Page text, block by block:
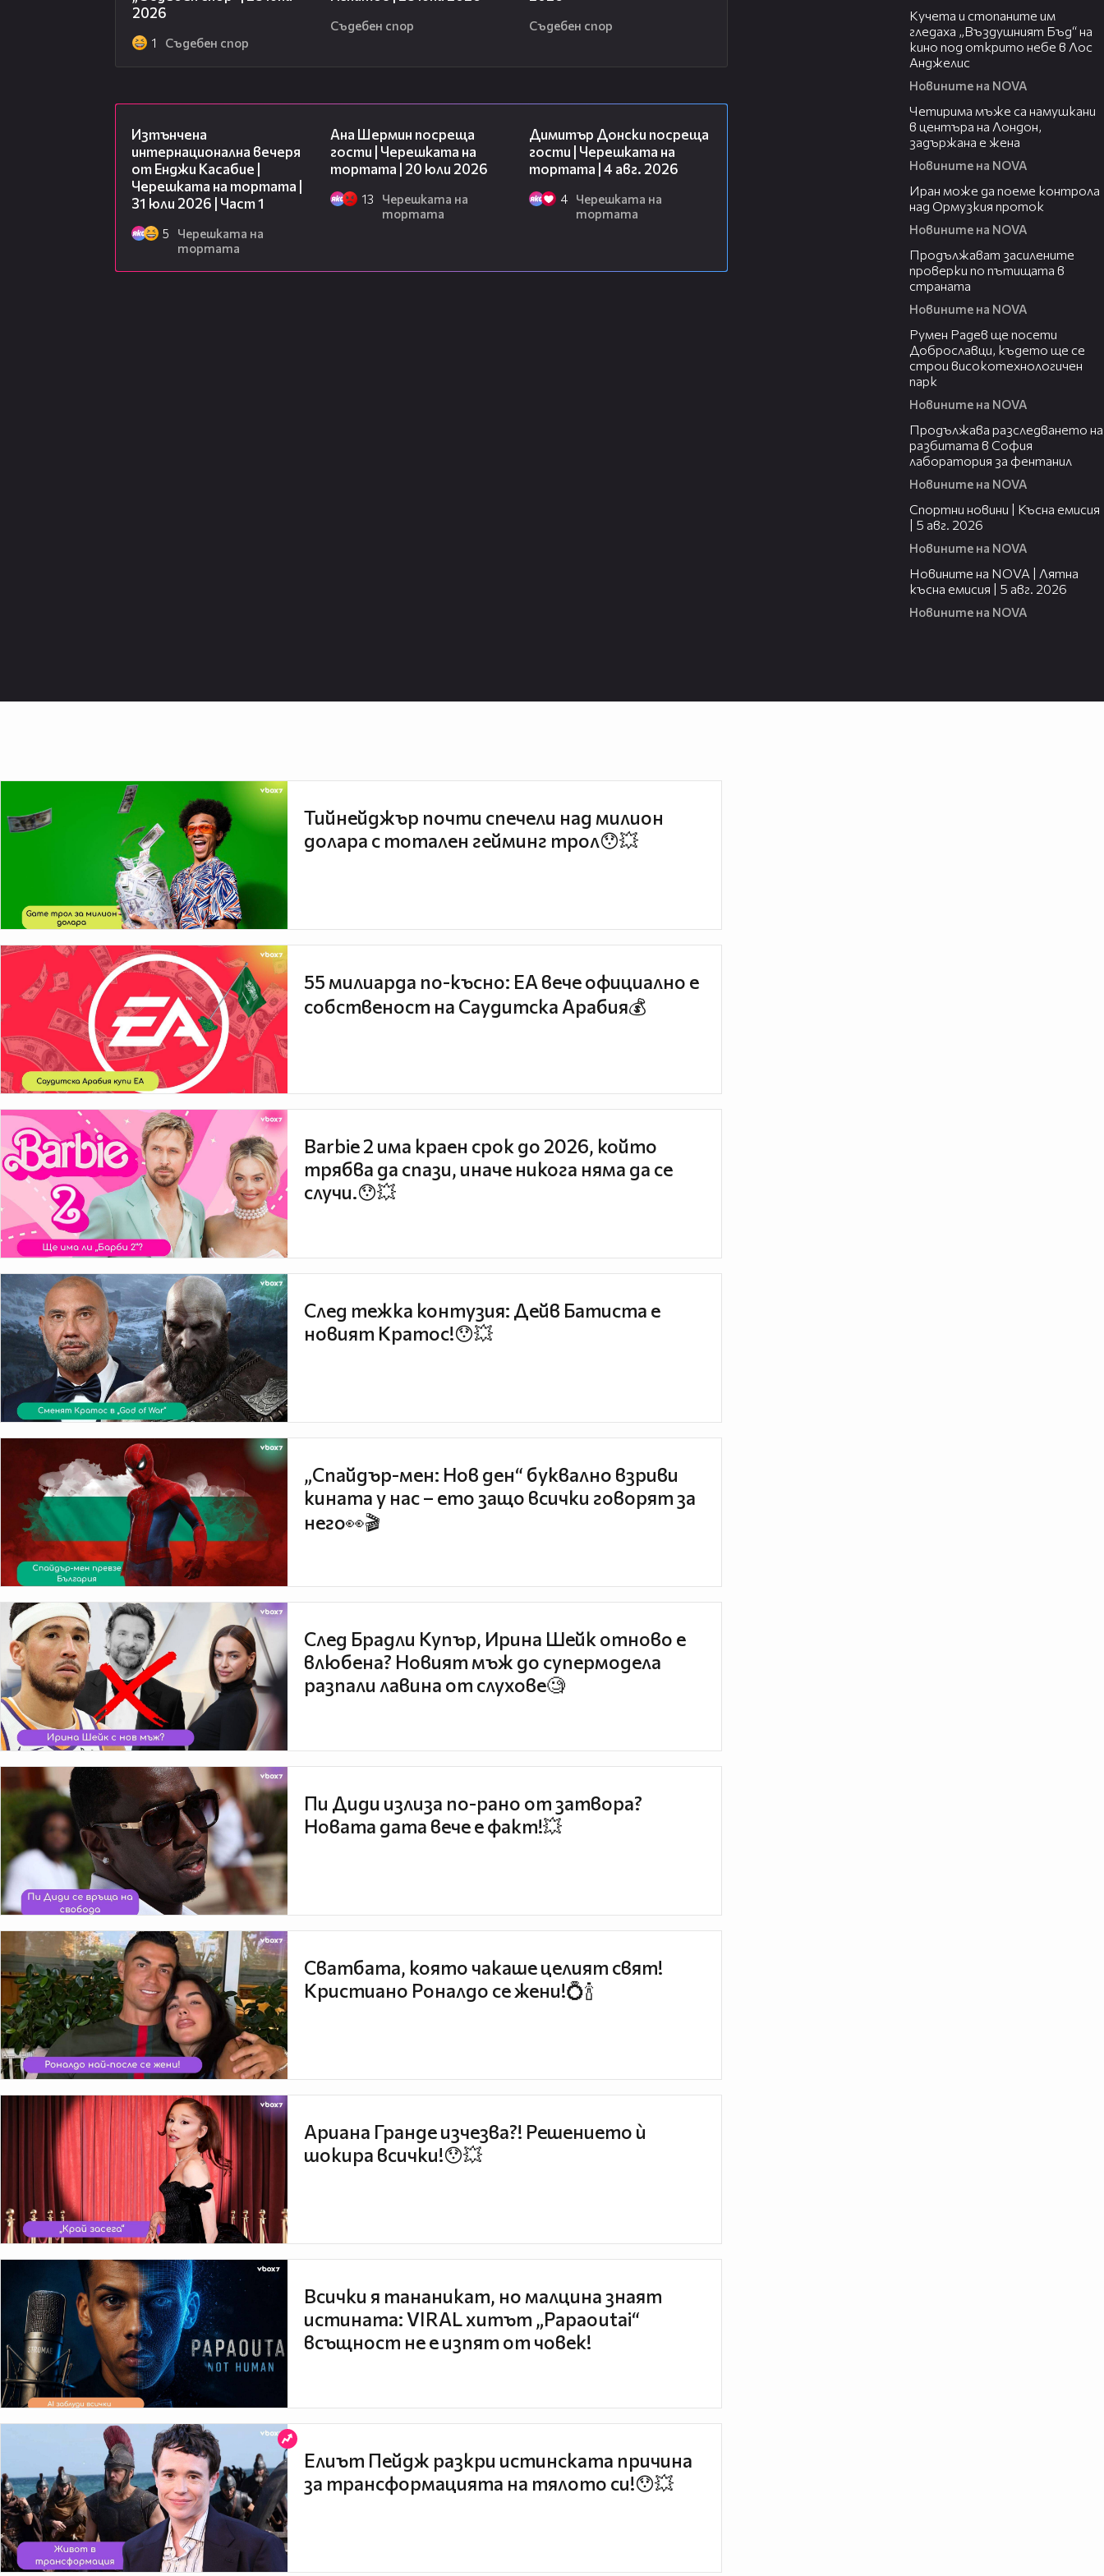
2026
1 Съдебен спор
Съдебен спор Съдебен спор
Изтънчена
интернационална вечеря
от Енджи Касабие |
Черешката на тортата |
31 юли 2026 | Част 1
5
Черешката на
тортата
Ана Шермин посреща
гости | Черешката на
тортата | 20 юли 2026
13
Черешката на
тортата
Димитър Донски посреща
гости | Черешката на
тортата | 4 авг. 2026
4
Черешката на
тортата
Кучета и стопаните им
гледаха „Въздушният Бъд“ на
кино под открито небе в Лос
Анджелис
Новините на NOVA
Четирима мъже са намушкани
в центъра на Лондон,
задържана е жена
Новините на NOVA
Иран може да поеме контрола
над Ормузкия проток
Новините на NOVA
Продължават засилените
проверки по пътищата в
страната
Новините на NOVA
Румен Радев ще посети
Доброславци, където ще се
строи високотехнологичен
парк
Новините на NOVA
Продължава разследването на
разбитата в София
лаборатория за фентанил
Новините на NOVA
Спортни новини | Късна емисия
| 5 авг. 2026
Новините на NOVA
Новините на NOVA | Лятна
късна емисия | 5 авг. 2026
Новините на NOVA
Тийнейджър почти спечели над милион
долара с тотален гейминг трол😯💥
55 милиарда по-късно: EA вече официално е
собственост на Саудитска Арабия💰
Barbie 2 има краен срок до 2026, който
трябва да спази, иначе никога няма да се
случи.😯💥
След тежка контузия: Дейв Батиста е
новият Кратос!😯💥
„Спайдър-мен: Нов ден“ буквално взриви
кината у нас – ето защо всички говорят за
него👀🎬
След Брадли Купър, Ирина Шейк отново е
влюбена? Новият мъж до супермодела
разпали лавина от слухове🧐
Пи Диди излиза по-рано от затвора?
Новата дата вече е факт!💥
Сватбата, която чакаше целият свят!
Кристиано Роналдо се жени!💍🍾
Ариана Гранде изчезва?! Решението ѝ
шокира всички!😯💥
Всички я тананикат, но малцина знаят
истината: VIRAL хитът „Papaoutai“
всъщност не е изпят от човек!
Елиът Пейдж разкри истинската причина
за трансформацията на тялото си!😯💥